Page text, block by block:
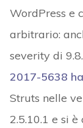
WordPress e
arbitrario:
severity di 9.8.
2017-5638
Struts nelle
2.5.10.1 e si